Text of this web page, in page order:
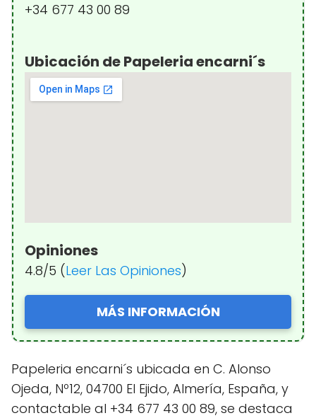
+34 677 43 00 89
Ubicación de Papeleria encarni´s
Opiniones
4.8/5 (Leer Las Opiniones)
MÁS INFORMACIÓN
Papeleria encarni´s ubicada en C. Alonso
Ojeda, Nº12, 04700 El Ejido, Almería, España, y
contactable al +34 677 43 00 89, se destaca